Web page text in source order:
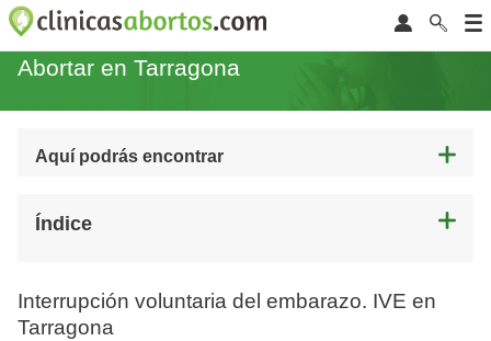
Abortar en Tarragona
Aquí podrás encontrar
Índice
Interrupción voluntaria del embarazo. IVE en
Tarragona